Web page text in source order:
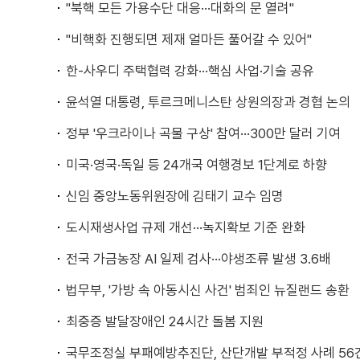
"북핵 모든 가용수단 대응···대화의 문 열려"
"비핵화 진행되면 제재 얼마든 풀어갈 수 있어"
한-사우디 주택협력 강화···핵심 사업·기술 공유
윤석열 대통령, 투르크메니스탄 상원의장과 경협 논의
정부 '우크라이나 곡물 구상' 참여···300만 달러 기여
미국·영국·독일 등 24개국 여행경보 1단계로 하향
신임 중앙노동위원장에 김태기 교수 임명
도시재생사업 규제 개선···녹지확보 기준 완화
전국 가금농장 AI 일제 검사···야생조류 발생 3.6배
법무부, '가방 속 아동시신 사건' 범죄인 뉴질랜드 송환
최중증 발달장애인 24시간 돌봄 지원
국무조정실 부패예방추진단, 산단개발 부적정 사례 56